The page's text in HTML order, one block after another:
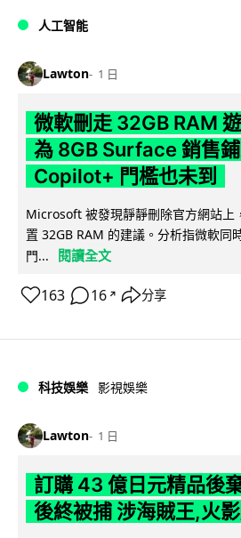
人工智能
Lawton 1 日
微軟刪走 32GB RAM
為 8GB Surface 銷售
Copilot+ 門檻也未到
Microsoft 被發現靜靜刪除官方網站上
置 32GB RAM 的建議。分析指微軟同
門...
閱讀全文
163 16 ↗ 分享
科技娛樂 影視娛樂
Lawton 1 日
訂購 43 億日元精品後
後終被捕 涉海賊王,火